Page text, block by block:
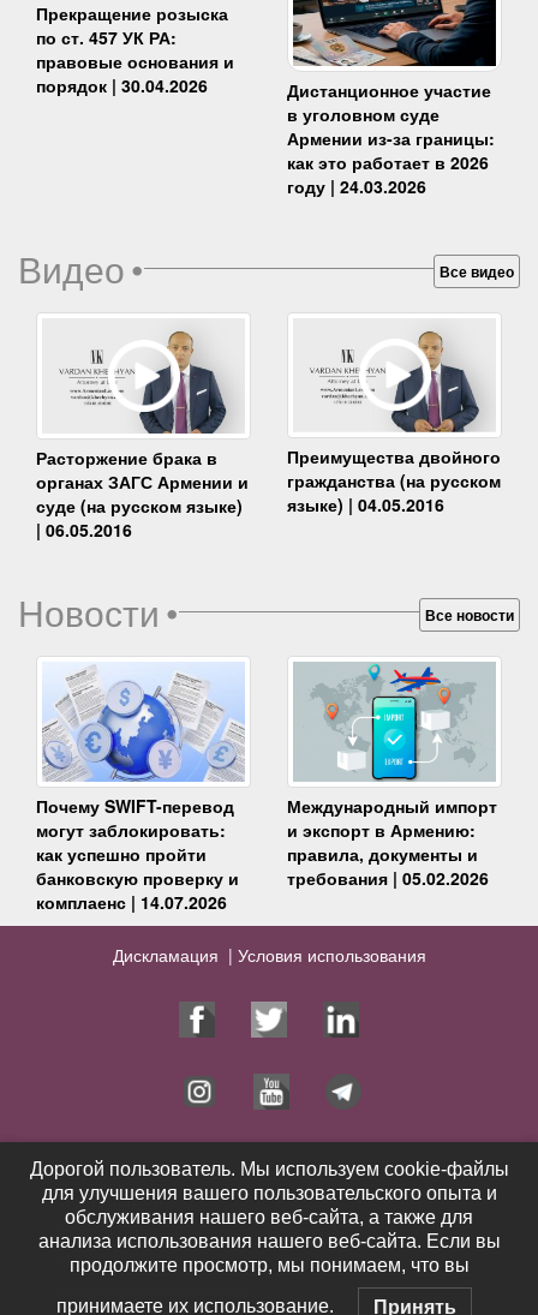
Прекращение розыска
по ст. 457 УК РА:
правовые основания и
порядок | 30.04.2026
Дистанционное участие
в уголовном суде
Армении из-за границы:
как это работает в 2026
году | 24.03.2026
Видео• Все видео
Расторжение брака в
органах ЗАГС Армении и
суде (на русском языке)
| 06.05.2016
Преимущества двойного
гражданства (на русском
языке) | 04.05.2016
Новости• Все новости
Почему SWIFT-перевод
могут заблокировать:
как успешно пройти
банковскую проверку и
комплаенс | 14.07.2026
Международный импорт
и экспорт в Армению:
правила, документы и
требования | 05.02.2026
Дискламация | Условия использования
Юрист
Услуги
Публикации
Видео
Контакты
Выигранные дела
Новости
Отзывы
Дорогой пользователь. Мы используем cookie-файлы
для улучшения вашего пользовательского опыта и
обслуживания нашего веб-сайта, а также для
анализа использования нашего веб-сайта. Если вы
продолжите просмотр, мы понимаем, что вы
принимаете их использование. Принять
Дорогой пользователь. Мы используем cookie-файлы
для улучшения вашего пользовательского опыта и
обслуживания нашего веб-сайта, а также для
анализа использования нашего веб-сайта. Если вы
продолжите просмотр, мы понимаем, что вы
принимаете их использование. Принять